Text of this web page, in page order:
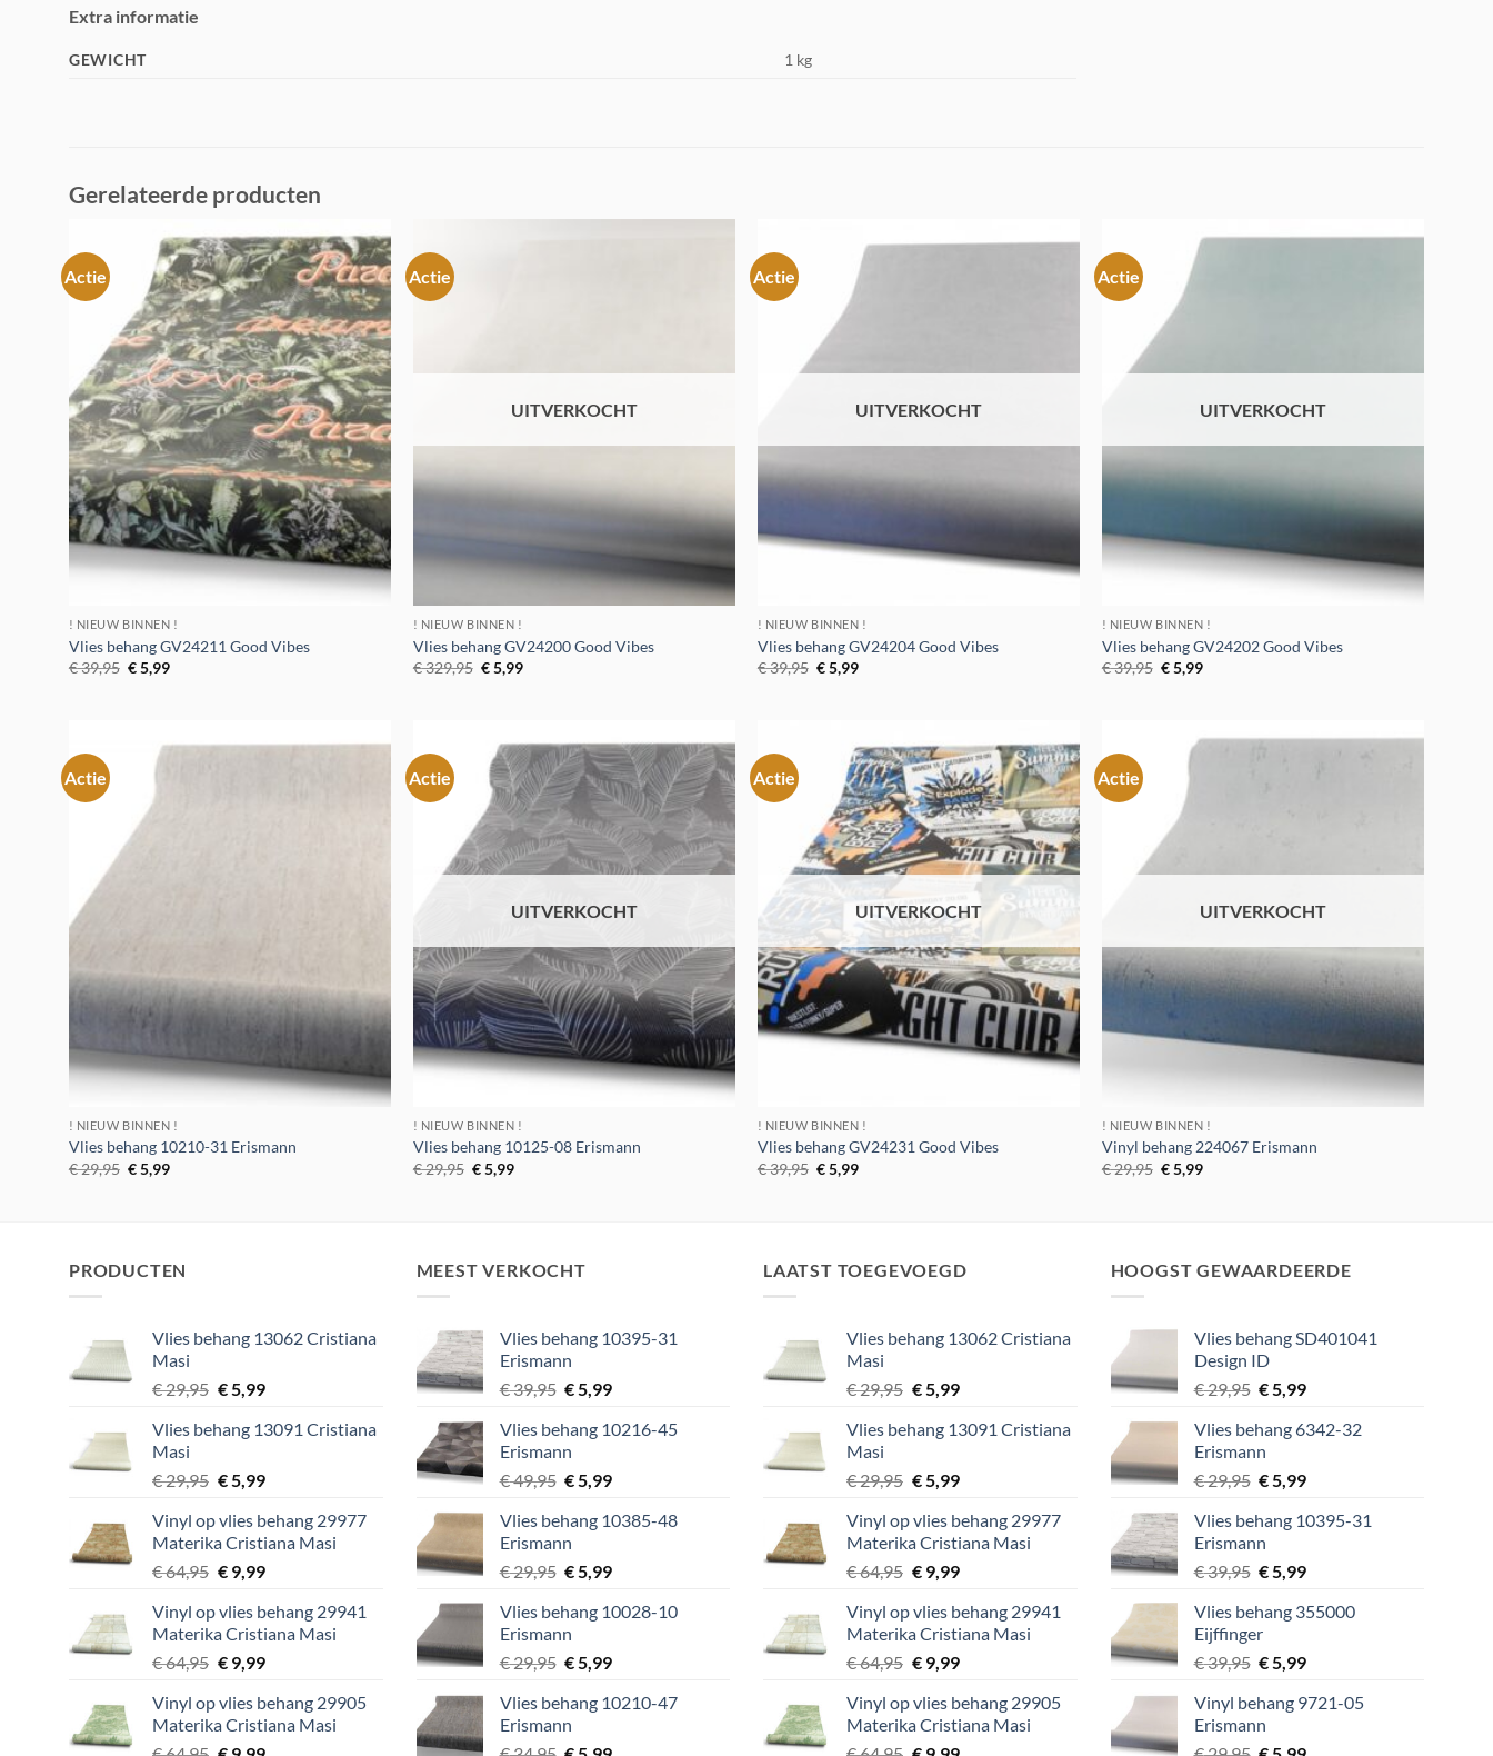
Extra informatie
GEWICHT 1 kg
Gerelateerde producten
Actie
Toevoegen
aan
verlanglijst
! NIEUW BINNEN !
Vlies behang GV24211 Good Vibes
€39,95 Oorspronkelijke
prijs
€5,99Huidige
Actie
UITVERKOCHT
! NIEUW BINNEN !
Vlies behang GV24200 Good Vibes
€329,95 Oorspronkelijke
prijs
€5,99Huidige
Actie
UITVERKOCHT
! NIEUW BINNEN !
Vlies behang GV24204 Good Vibes
€39,95 Oorspronkelijke
prijs
€5,99Huidige
Actie
UITVERKOCHT
! NIEUW BINNEN !
Vlies behang GV24202 Good Vibes
€39,95 Oorspronkelijke
prijs
€5,99Huidige
Actie
! NIEUW BINNEN !
Vlies behang 10210-31 Erismann
€29,95 Oorspronkelijke
prijs
€5,99Huidige
Actie
Toevoegen
aan
verlanglijst
UITVERKOCHT
! NIEUW BINNEN !
Vlies behang 10125-08 Erismann
€29,95 Oorspronkelijke
prijs
€5,99Huidige
Actie
Toevoegen
aan
verlanglijst
UITVERKOCHT
! NIEUW BINNEN !
Vlies behang GV24231 Good Vibes
€39,95 Oorspronkelijke
prijs
€5,99Huidige
Actie
UITVERKOCHT
! NIEUW BINNEN !
Vinyl behang 224067 Erismann
€29,95 Oorspronkelijke
prijs
€5,99Huidige
PRODUCTEN
Vlies behang 13062 Cristiana
Masi
€29,95 Oorspronkelijke
was:
€5,99Huidige
is:
Vlies behang 13091 Cristiana
Masi
€29,95 Oorspronkelijke
was:
€ 29,95.
€5,99Huidige
is:
€ 5,99.
Vinyl op vlies behang 29977
Materika Cristiana Masi
€64,95 Oorspronkelijke
was:
€ 64,95.
€9,99Huidige
is:
€ 9,99.
Vinyl op vlies behang 29941
Materika Cristiana Masi
€64,95 Oorspronkelijke
was:
€ 64,95.
€9,99Huidige
is:
€ 9,99.
Vinyl op vlies behang 29905
Materika Cristiana Masi
MEEST VERKOCHT
Vlies behang 10395-31
Erismann
€39,95 Oorspronkelijke
was:
€ 39,95.
€5,99Huidige
is:
Vlies behang 10216-45
Erismann
€49,95 Oorspronkelijke
was:
€ 49,95.
€5,99Huidige
is:
Vlies behang 10385-48
Erismann
€29,95 Oorspronkelijke
was:
€ 29,95.
€5,99Huidige
is:
Vlies behang 10028-10
Erismann
€29,95 Oorspronkelijke
was:
€ 29,95.
€5,99Huidige
is:
Vlies behang 10210-47
Erismann
LAATST TOEGEVOEGD
Vlies behang 13062 Cristiana
Masi
€29,95 Oorspronkelijke
was:
€5,99Huidige
is:
Vlies behang 13091 Cristiana
Masi
€29,95 Oorspronkelijke
was:
€ 29,95.
€5,99Huidige
is:
€ 5,99.
Vinyl op vlies behang 29977
Materika Cristiana Masi
€64,95 Oorspronkelijke
was:
€ 64,95.
€9,99Huidige
is:
€ 9,99.
Vinyl op vlies behang 29941
Materika Cristiana Masi
€64,95 Oorspronkelijke
was:
€ 64,95.
€9,99Huidige
is:
€ 9,99.
Vinyl op vlies behang 29905
Materika Cristiana Masi
HOOGST GEWAARDEERDE
Vlies behang SD401041
Design ID
€29,95 Oorspronkelijke
was:
€ 29,95.
€5,99Huidige
is:
Vlies behang 6342-32
Erismann
€29,95 Oorspronkelijke
was:
€ 29,95.
€5,99Huidige
is:
Vlies behang 10395-31
Erismann
€39,95 Oorspronkelijke
was:
€ 39,95.
€5,99Huidige
is:
Vlies behang 355000
Eijffinger
€39,95 Oorspronkelijke
was:
€ 39,95.
€5,99Huidige
is:
Vinyl behang 9721-05
Erismann